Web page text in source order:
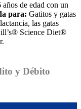
de edad con un
para: Gatitos y gatas
las gatas
Science Diet®
y Débito